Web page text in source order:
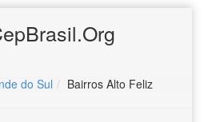
do Sul Bairros Alto Feliz